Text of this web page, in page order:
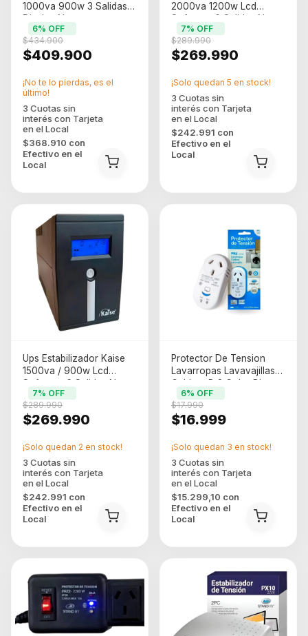
1000va 900w 3 Salidas Y
Display Negro
$409.900
$434.900
6% OFF
$368.910 con
Efectivo en el
Local
¡No te lo pierdas, es el
último!
2000va 1200w Lcd
Software 6 Salidas Negro
$269.990
$289.990
7% OFF
$242.991 con
Efectivo en el
Local
¡Solo quedan 5 en stock!
Ups Estabilizador Kaise
1500va / 900w Lcd
Software 6 Salidas Negro
$269.990
$289.990
7% OFF
$242.991 con
Efectivo en el
Local
¡Solo quedan 2 en stock!
Protector De Tension
Lavarropas Lavavajillas
Caldera Pr2 Color Blanco
$16.999
$17.990
6% OFF
$15.299,10 con
Efectivo en el
Local
¡Solo quedan 3 en stock!